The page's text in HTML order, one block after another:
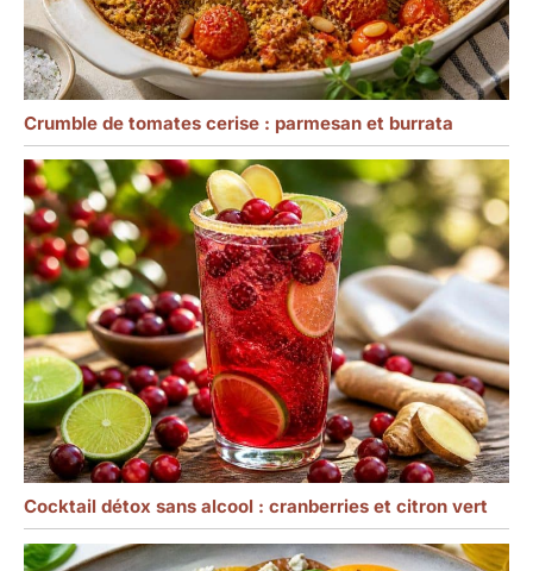
Crumble de tomates cerise : parmesan et burrata
Cocktail détox sans alcool : cranberries et citron vert